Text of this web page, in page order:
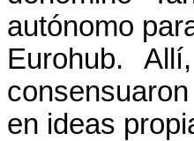
autónomo
Eurohub.
en ideas